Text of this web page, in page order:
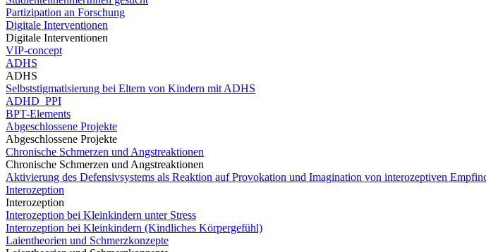
Partizipation an Forschung
Digitale Interventionen
Digitale Interventionen
VIP-concept
ADHS
ADHS
Selbststigmatisierung bei Eltern von Kindern mit ADHS
ADHD_PPI
BPT-Elements
Abgeschlossene Projekte
Abgeschlossene Projekte
Chronische Schmerzen und Angstreaktionen
Chronische Schmerzen und Angstreaktionen
Aktivierung des Defensivsystems als Reaktion auf Provokation und Imagination von interozeptiven
Interozeption
Interozeption
Interozeption bei Kleinkindern unter Stress
Interozeption bei Kleinkindern (Kindliches Körpergefühl)
Laientheorien und Schmerzkonzepte